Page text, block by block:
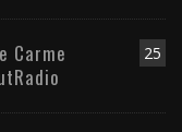
25
Carme